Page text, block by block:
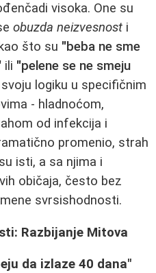
visoka. One su
obuzda neizvesnost i
što su "beba ne sme
ili "pelene se ne smeju
logiku u specifičnim
- hladnoćom,
od infekcija i
promenio, strah
isti, a sa njima i
običaja, često bez
svrsishodnosti.
Razbijanje Mitova
da izlaze 40 dana"